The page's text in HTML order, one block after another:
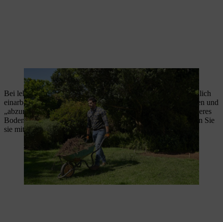
Gartenabfälle werden weggebracht.
Bei lehmigem Boden sollten Sie Bausand verteilen
und gründlich
einarbeiten, um den Boden zu lockern, durchlässiger zu machen und
„abzumagern“. Nährstoffe werden so im Prinzip über ein größeres
Bodenvolumen verteilt. Harken Sie Ihre Fläche glatt und ebnen Sie
sie mit der Holzharke.